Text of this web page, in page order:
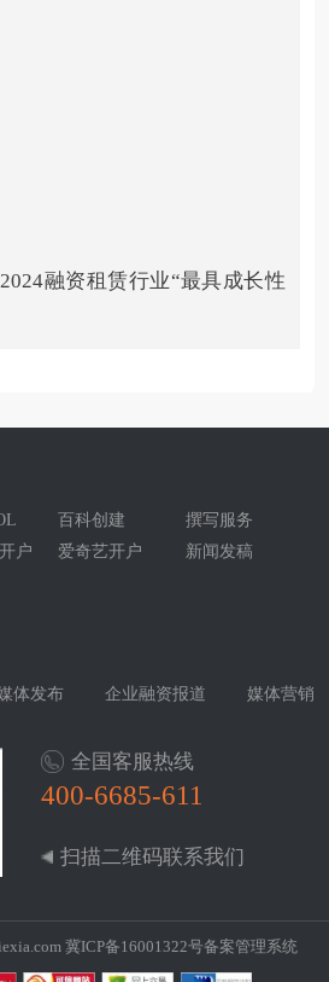
融资租赁行业“最具成长性
百科创建
撰写服务
户 爱奇艺开户
新闻发稿
体发布 企业融资报道 媒体营销
全国客服热线
400-6685-611
扫描二维码联系我们
冀ICP备16001322号备案管理系统